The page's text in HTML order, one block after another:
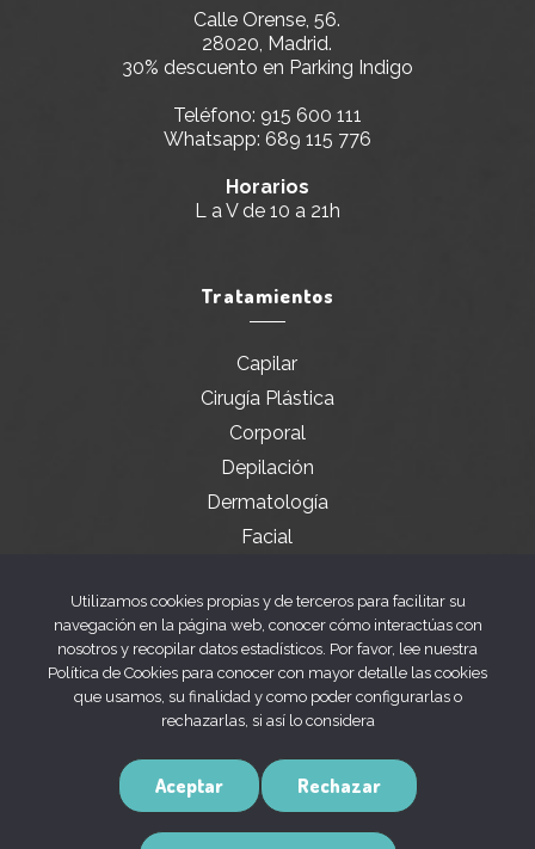
Calle Orense, 56.
28020, Madrid.
30% descuento en Parking Indigo
Teléfono: 915 600 111
Whatsapp: 689 115 776
Horarios
L a V de 10 a 21h
Tratamientos
Capilar
Cirugía Plástica
Corporal
Depilación
Dermatología
Facial
Aviso legal
Política de privacidad
Política de cookies
Utilizamos cookies propias y de terceros para facilitar su
navegación en la página web, conocer cómo interactúas con
nosotros y recopilar datos estadísticos. Por favor, lee nuestra
Política de Cookies para conocer con mayor detalle las cookies
que usamos, su finalidad y como poder configurarlas o
rechazarlas, si así lo considera
Aceptar Rechazar